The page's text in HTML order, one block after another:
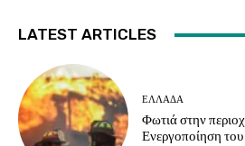
LATEST ARTICLES
ΕΛΛΑΔΑ
Φωτιά στην
Ενεργοποίηση